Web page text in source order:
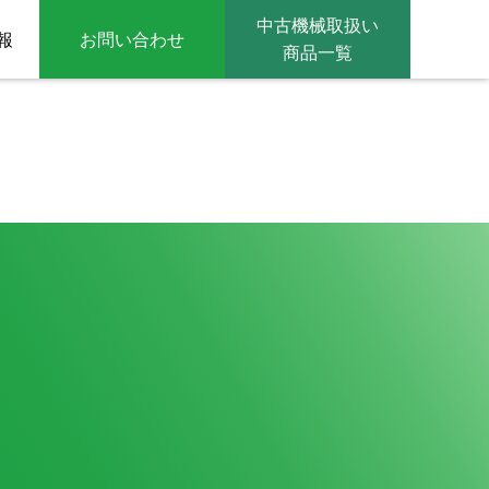
お問い合わせ
中古機械取扱い
商品一覧